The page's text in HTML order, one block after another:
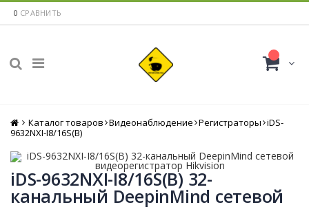
0 СРАВНИТЬ
Главная
Каталог товаров Видеонаблюдение Регистраторы iDS-
9632NXI-I8/16S(B)
iDS-9632NXI-I8/16S(B) 32-
канальный DeepinMind сетевой